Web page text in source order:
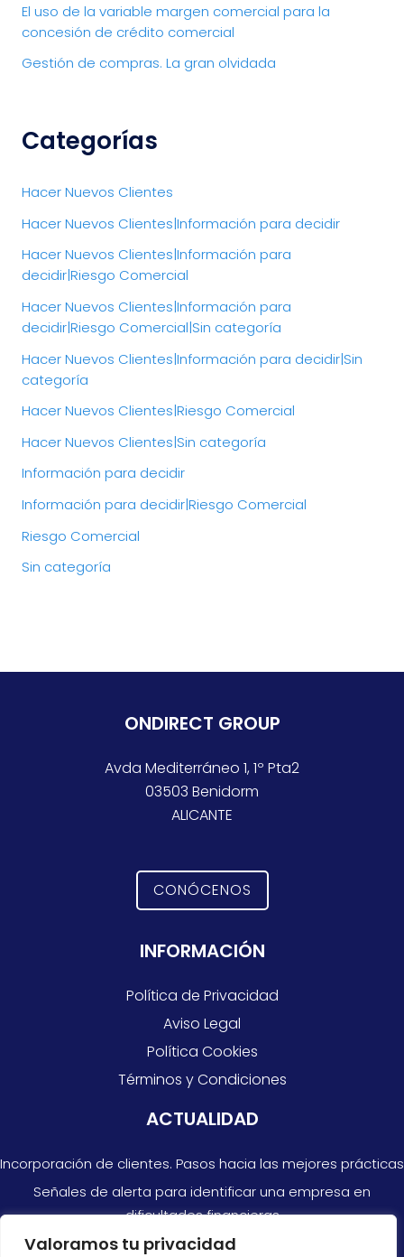
Valoramos tu privacidad
El uso de la variable margen comercial para la
concesión de crédito comercial
Gestión de compras. La gran olvidada
Categorías
Hacer Nuevos Clientes
Hacer Nuevos Clientes|Información para decidir
Hacer Nuevos Clientes|Información para
decidir|Riesgo Comercial
Hacer Nuevos Clientes|Información para
decidir|Riesgo Comercial|Sin categoría
Hacer Nuevos Clientes|Información para decidir|Sin
categoría
Hacer Nuevos Clientes|Riesgo Comercial
Hacer Nuevos Clientes|Sin categoría
Información para decidir
Información para decidir|Riesgo Comercial
Riesgo Comercial
Sin categoría
ONDIRECT GROUP
Avda Mediterráneo 1, 1º Pta2
03503 Benidorm
ALICANTE
CONÓCENOS
INFORMACIÓN
Política de Privacidad
Aviso Legal
Política Cookies
Términos y Condiciones
ACTUALIDAD
Incorporación de clientes. Pasos hacia las mejores prácticas
Señales de alerta para identificar una empresa en
dificultades financieras
Razones por las que no siempre puedes confiar en las